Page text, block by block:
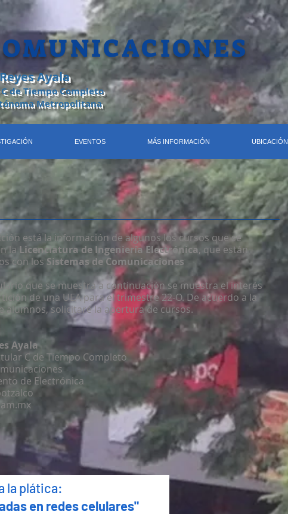
Ayala
de Tiempo Completo
Metropolitana
EVENTOS MÁS INFORMACIÓN UBICACIÓN
está la información de algunos los cursos que se
la Licenciatura de Ingeniería Electrónica, que están
con los Sistemas de Comunicaciones
que se muestra a continuación se muestra el interés
de una UEA para el trimestre 22-O. De acuerdo a la
alumnos, solicitaré la apertura de cursos.
Ayala
C de Tiempo Completo
de Electrónica
la plática:
en redes celulares"